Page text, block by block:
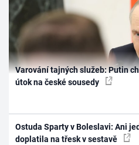
Varování tajných služeb: Putin
útok na české sousedy
Ostuda Sparty v Boleslavi: Ani
doplatila na třesk v sestavě